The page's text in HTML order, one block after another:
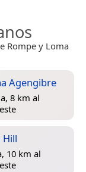
Rompe y Loma
Agengibre
8 km al
10 km al